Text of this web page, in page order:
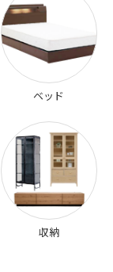
ベッド
収納